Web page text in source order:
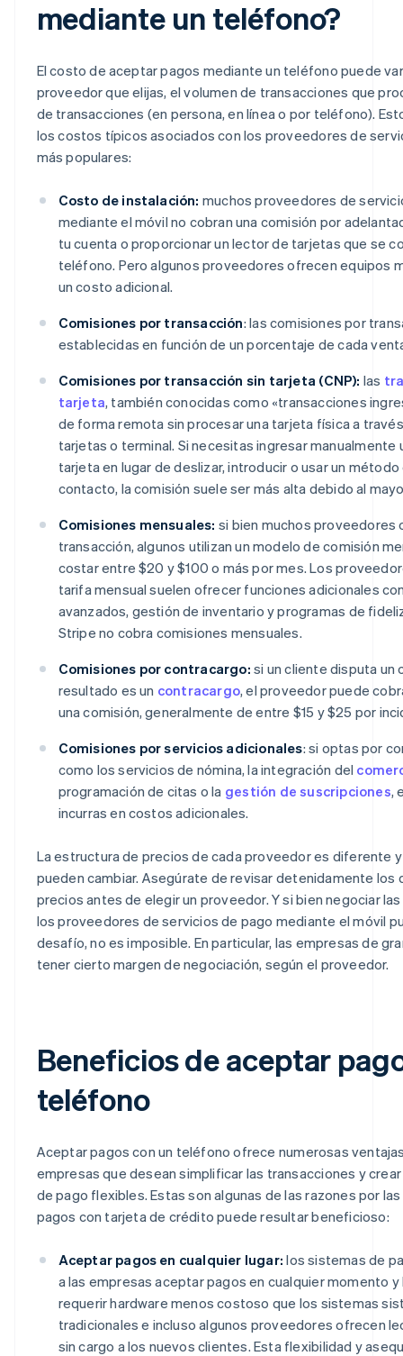
mediante un teléfono?
El costo de aceptar pagos mediante un teléfono puede
proveedor que elijas, el volumen de transacciones que
de transacciones (en persona, en línea o por teléfono).
los costos típicos asociados con los proveedores de
más populares:
Costo de instalación: muchos proveedores de
mediante el móvil no cobran una comisión por
tu cuenta o proporcionar un lector de tarjetas que se
teléfono. Pero algunos proveedores ofrecen equipos
un costo adicional.
Comisiones por transacción: las comisiones por
establecidas en función de un porcentaje de cada
Comisiones por transacción sin tarjeta (CNP): las
tarjeta, también conocidas como «transacciones
de forma remota sin procesar una tarjeta física a
tarjetas o terminal. Si necesitas ingresar manualmente
tarjeta en lugar de deslizar, introducir o usar un
contacto, la comisión suele ser más alta debido al
Comisiones mensuales: si bien muchos proveedores
transacción, algunos utilizan un modelo de comisión
costar entre $20 y $100 o más por mes. Los
tarifa mensual suelen ofrecer funciones adicionales
avanzados, gestión de inventario y programas de
Stripe no cobra comisiones mensuales.
Comisiones por contracargo: si un cliente disputa un
resultado es un contracargo, el proveedor puede
una comisión, generalmente de entre $15 y $25 por
Comisiones por servicios adicionales: si optas por
como los servicios de nómina, la integración del
programación de citas o la gestión de suscripciones,
incurras en costos adicionales.
La estructura de precios de cada proveedor es diferente
pueden cambiar. Asegúrate de revisar detenidamente los
precios antes de elegir un proveedor. Y si bien negociar
los proveedores de servicios de pago mediante el móvil
desafío, no es imposible. En particular, las empresas de
tener cierto margen de negociación, según el proveedor.
Beneficios de aceptar
teléfono
Aceptar pagos con un teléfono ofrece numerosas
empresas que desean simplificar las transacciones y
de pago flexibles. Estas son algunas de las razones por
pagos con tarjeta de crédito puede resultar beneficioso:
Aceptar pagos en cualquier lugar: los sistemas de
a las empresas aceptar pagos en cualquier momento y
requerir hardware menos costoso que los sistemas
tradicionales e incluso algunos proveedores ofrecen
sin cargo a los nuevos clientes. Esta flexibilidad y